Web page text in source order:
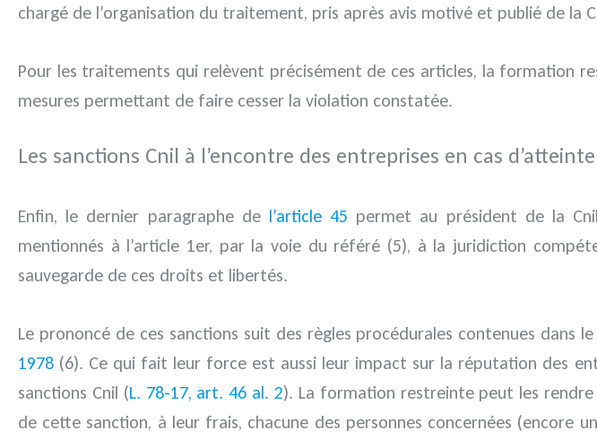
chargé de l’organisation du traitement, pris après avis motivé et publié de la
Pour les traitements qui relèvent précisément de ces articles, la formation
mesures permettant de faire cesser la violation constatée.
Les sanctions Cnil à l’encontre des entreprises en cas
Enfin, le dernier paragraphe de l’article 45 permet au président de la
mentionnés à l’article 1er, par la voie du référé (5), à la juridiction
sauvegarde de ces droits et libertés.
Le prononcé de ces sanctions suit des règles procédurales contenues
1978 (6). Ce qui fait leur force est aussi leur impact sur la réputation des
sanctions Cnil (L. 78-17, art. 46 al. 2). La formation restreinte peut les
de cette sanction, à leur frais, chacune des personnes concernées (encore